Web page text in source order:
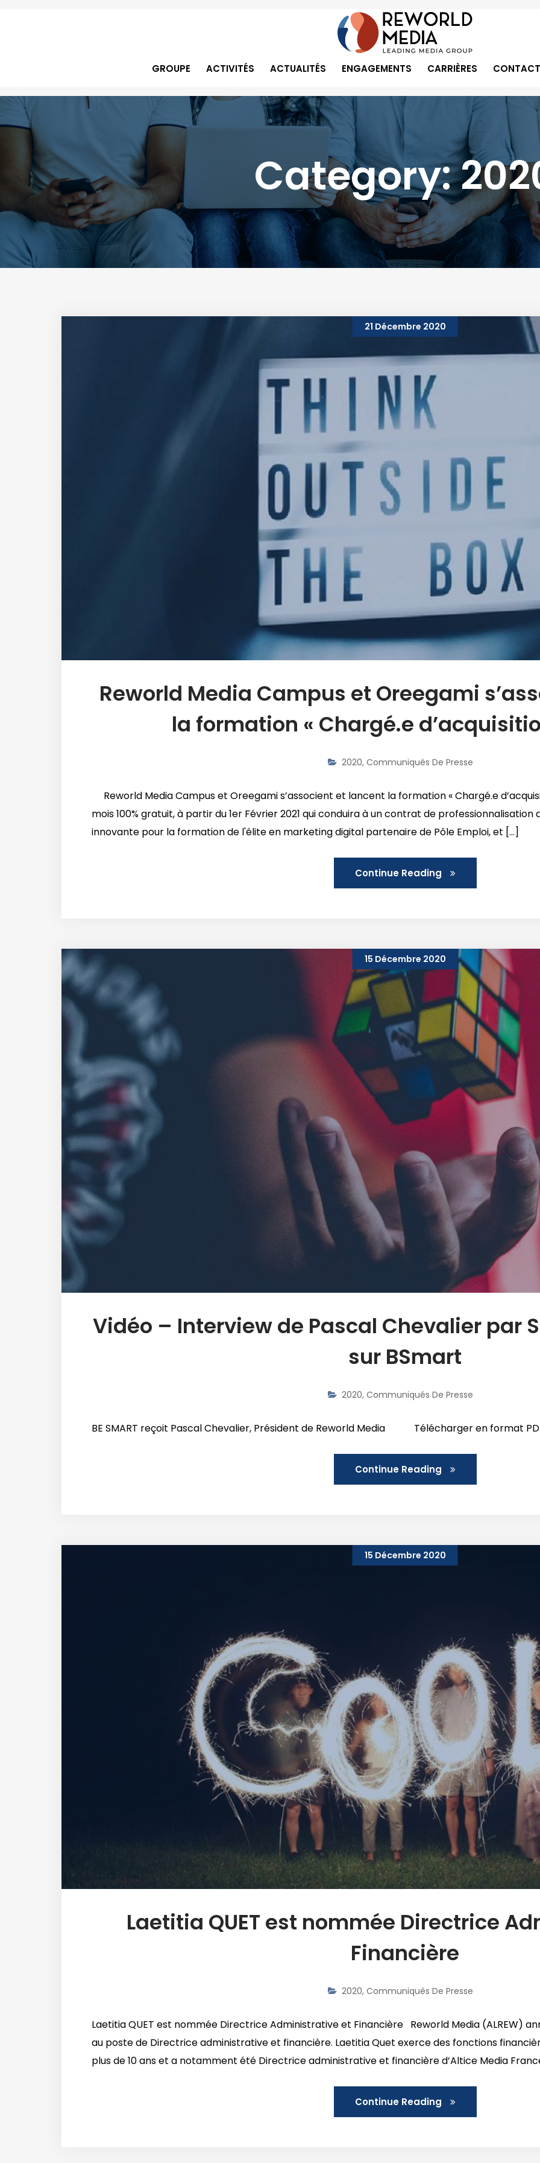
GROUPE ACTIVITÉS ACTUALITÉS ENGAGEMENTS CARRIÈRES
Category:
21 Décembre 2020
Reworld Media Campus et Oreegami
la formation « Chargé.e
2020, Communiqués De Presse
Reworld Media Campus et Oreegami s’associent et lancent la formation « Chargé.e
mois 100% gratuit, à partir du 1er Février 2021 qui conduira à un contrat de
innovante pour la formation de l'élite en marketing digital partenaire de Pôle Emploi, et [...]
Continue Reading
15 Décembre 2020
Vidéo – Interview de Pascal Chevalier par
sur BSmart
2020, Communiqués De Presse
BE SMART reçoit Pascal Chevalier, Président de Reworld Media Télécharger en format
Continue Reading
15 Décembre 2020
Laetitia QUET est nommée Directrice
Financière
2020, Communiqués De Presse
Laetitia QUET est nommée Directrice Administrative et Financière Reworld Media (ALREW)
au poste de Directrice administrative et financière. Laetitia Quet exerce des fonctions
plus de 10 ans et a notamment été Directrice administrative et financière d’Altice Media
Continue Reading